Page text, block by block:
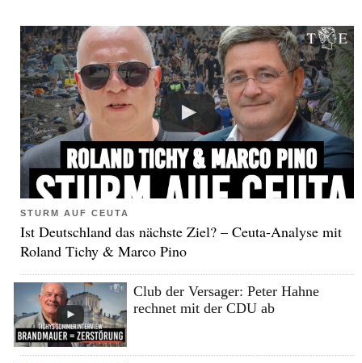
STURM AUF CEUTA
Ist Deutschland das nächste Ziel? – Ceuta-Analyse mit
Roland Tichy & Marco Pino
Club der Versager: Peter Hahne
rechnet mit der CDU ab